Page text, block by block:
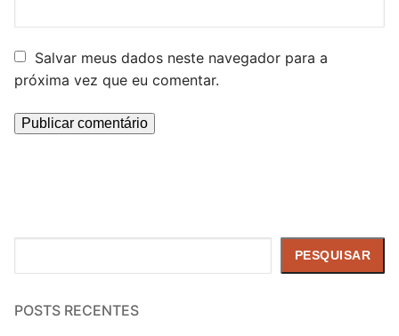
Salvar meus dados neste navegador para a
próxima vez que eu comentar.
PESQUISAR
POSTS RECENTES